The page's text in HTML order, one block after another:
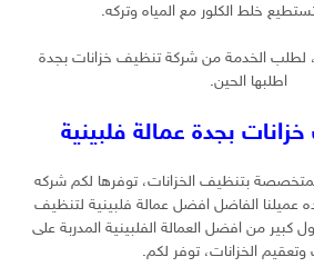
خلط الكلور مع المياه وتركه.
لطلب الخدمة من شركة تنظيف خزانات بجدة
اطلبها الحين.
بجدة عمالة فلبينية
بتنظيف الخزانات، توفرها لكم شركه
عميلنا الفاضل افضل عمالة فلبينية لتنظيف
كبير من افضل العمالة الفلبينية المدربة على
الخزانات، توفر لكم.